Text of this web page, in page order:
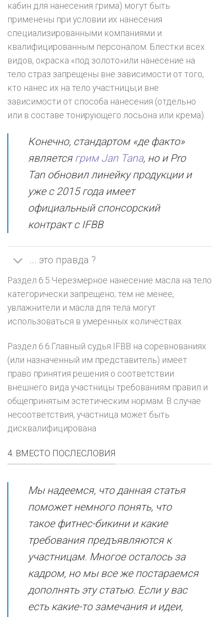
кабин для нанесения грима) могут быть
применены при условии их нанесения
специализированными компаниями и
квалифицированным персоналом. Блестки всех
видов, окраска «под золото»или нанесение на
тело страз запрещены вне зависимости от того,
кто нанес их на тело участницы,и вне
зависимости от способа нанесения (отдельно
или в составе тонирующего лосьона или крема).
Конечно, стандартом «де факто»
является грим Jan Tana, но и Pro
Tan обновил линейку продукции и
уже с 2015 года имеет
официальный спонсорский
контракт с IFBB
... это правда ?
Раздел 6.5.Черезмерное нанесение масла на тело
категорически запрещено; тем не менее,
увлажнители и масла для тела могут
использоваться в умеренных количествах
Раздел 6.6.Главный судья IFBB на соревнованиях
(или назначенный им представитель) имеет
право принятия решения о соответствии
внешнего вида участницы требованиям правил и
общепринятым эстетическим нормам. В случае
несоответствия, участница может быть
дисквалифицирована
4. ВМЕСТО ПОСЛЕСЛОВИЯ
Мы надеемся, что данная статья
поможет немного понять, что
такое фитнес-бикини и какие
требования предъявляются к
участницам. Многое осталось за
кадром, но мы все же постараемся
дополнять эту статью. Если у вас
есть какие-то замечания и идеи,